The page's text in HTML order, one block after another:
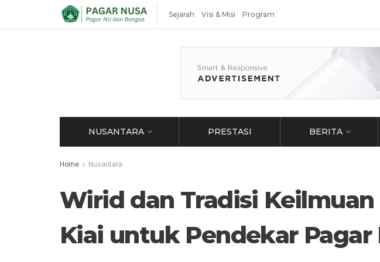
Sejarah Visi & Misi Program
NUSANTARA PRESTASI BERITA
Home Nusantara
Wirid dan Tradisi Keilmuan
Kiai untuk Pendekar Pagar